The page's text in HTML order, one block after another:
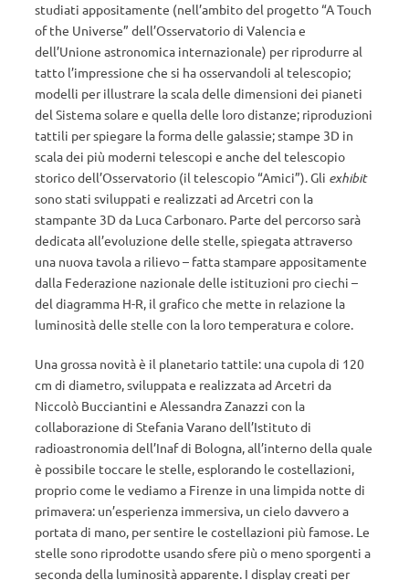
studiati appositamente (nell’ambito del progetto “A Touch
of the Universe” dell’Osservatorio di Valencia e
dell’Unione astronomica internazionale) per riprodurre al
tatto l’impressione che si ha osservandoli al telescopio;
modelli per illustrare la scala delle dimensioni dei pianeti
del Sistema solare e quella delle loro distanze; riproduzioni
tattili per spiegare la forma delle galassie; stampe 3D in
scala dei più moderni telescopi e anche del telescopio
storico dell’Osservatorio (il telescopio “Amici”). Gli exhibit
sono stati sviluppati e realizzati ad Arcetri con la
stampante 3D da Luca Carbonaro. Parte del percorso sarà
dedicata all’evoluzione delle stelle, spiegata attraverso
una nuova tavola a rilievo – fatta stampare appositamente
dalla Federazione nazionale delle istituzioni pro ciechi –
del diagramma H-R, il grafico che mette in relazione la
luminosità delle stelle con la loro temperatura e colore.
Una grossa novità è il planetario tattile: una cupola di 120
cm di diametro, sviluppata e realizzata ad Arcetri da
Niccolò Bucciantini e Alessandra Zanazzi con la
collaborazione di Stefania Varano dell’Istituto di
radioastronomia dell’Inaf di Bologna, all’interno della quale
è possibile toccare le stelle, esplorando le costellazioni,
proprio come le vediamo a Firenze in una limpida notte di
primavera: un’esperienza immersiva, un cielo davvero a
portata di mano, per sentire le costellazioni più famose. Le
stelle sono riprodotte usando sfere più o meno sporgenti a
seconda della luminosità apparente. I display creati per